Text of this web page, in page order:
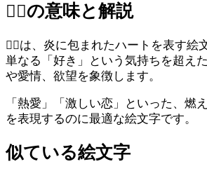
❤️‍🔥の意味と解説
❤️‍🔥は、炎に包まれたハートを表す絵
単なる「好き」という気持ちを超え
や愛情、欲望を象徴します。
「熱愛」「激しい恋」といった、燃
を表現するのに最適な絵文字です。
似ている絵文字